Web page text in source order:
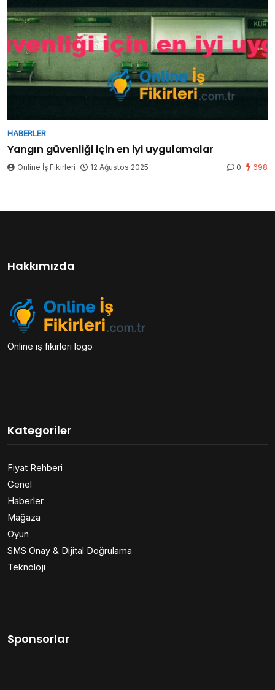
HABERLER
Yangın güvenliği için en iyi uygulamalar
Online İş Fikirleri 12 Ağustos 2025 0 698
Hakkımızda
Online iş fikirleri logo
Kategoriler
Fiyat Rehberi
Genel
Haberler
Mağaza
Oyun
SMS Onay & Dijital Doğrulama
Teknoloji
Sponsorlar